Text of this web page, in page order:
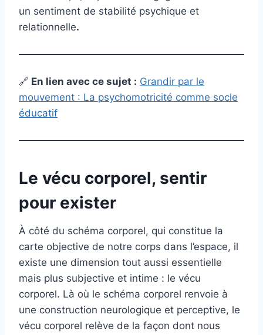
un sentiment de stabilité psychique et
relationnelle.
🔗 En lien avec ce sujet : Grandir par le
mouvement : La psychomotricité comme socle
éducatif
Le vécu corporel, sentir
pour exister
À côté du schéma corporel, qui constitue la
carte objective de notre corps dans l’espace, il
existe une dimension tout aussi essentielle
mais plus subjective et intime : le vécu
corporel. Là où le schéma corporel renvoie à
une construction neurologique et perceptive, le
vécu corporel relève de la façon dont nous